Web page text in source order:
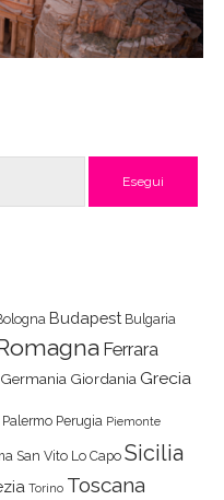
Budapest Bulgaria
Ferrara
Germania Giordania Grecia
Palermo Perugia Piemonte
San Vito Lo Capo Sicilia
Torino Toscana